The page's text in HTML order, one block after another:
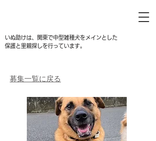
いぬ助けは、関東で中型雑種犬をメインとした
保護と里親探しを行っています。
募集一覧に戻る